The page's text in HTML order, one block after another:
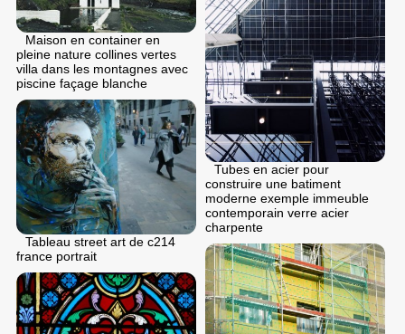
Maison en container en
pleine nature collines vertes
villa dans les montagnes avec
piscine façage blanche
Tubes en acier pour
construire une batiment
moderne exemple immeuble
contemporain verre acier
charpente
Tableau street art de c214
france portrait